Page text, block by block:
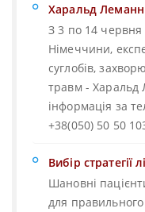
Харальд Леманн
З 3 по 14 червня
Німеччини,
суглобів,
травм - Харальд
інформація за
+38(050) 50 50
Вибір стратегії
Шановні
для правильного